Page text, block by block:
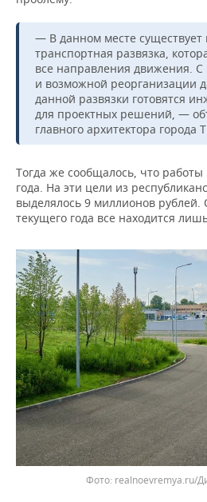
— В данном месте существует
транспортная развязка,
все направления движения.
и возможной реорганизации
данной развязки готовятся
для проектных решений, —
главного архитектора города
Тогда же сообщалось, что
года. На эти цели из
выделялось 9 миллионов рублей.
текущего года все находится
realnoevremya.ru/